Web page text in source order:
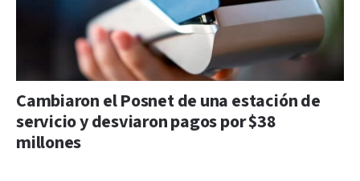
Cambiaron el Posnet de una estación de
servicio y desviaron pagos por $38
millones